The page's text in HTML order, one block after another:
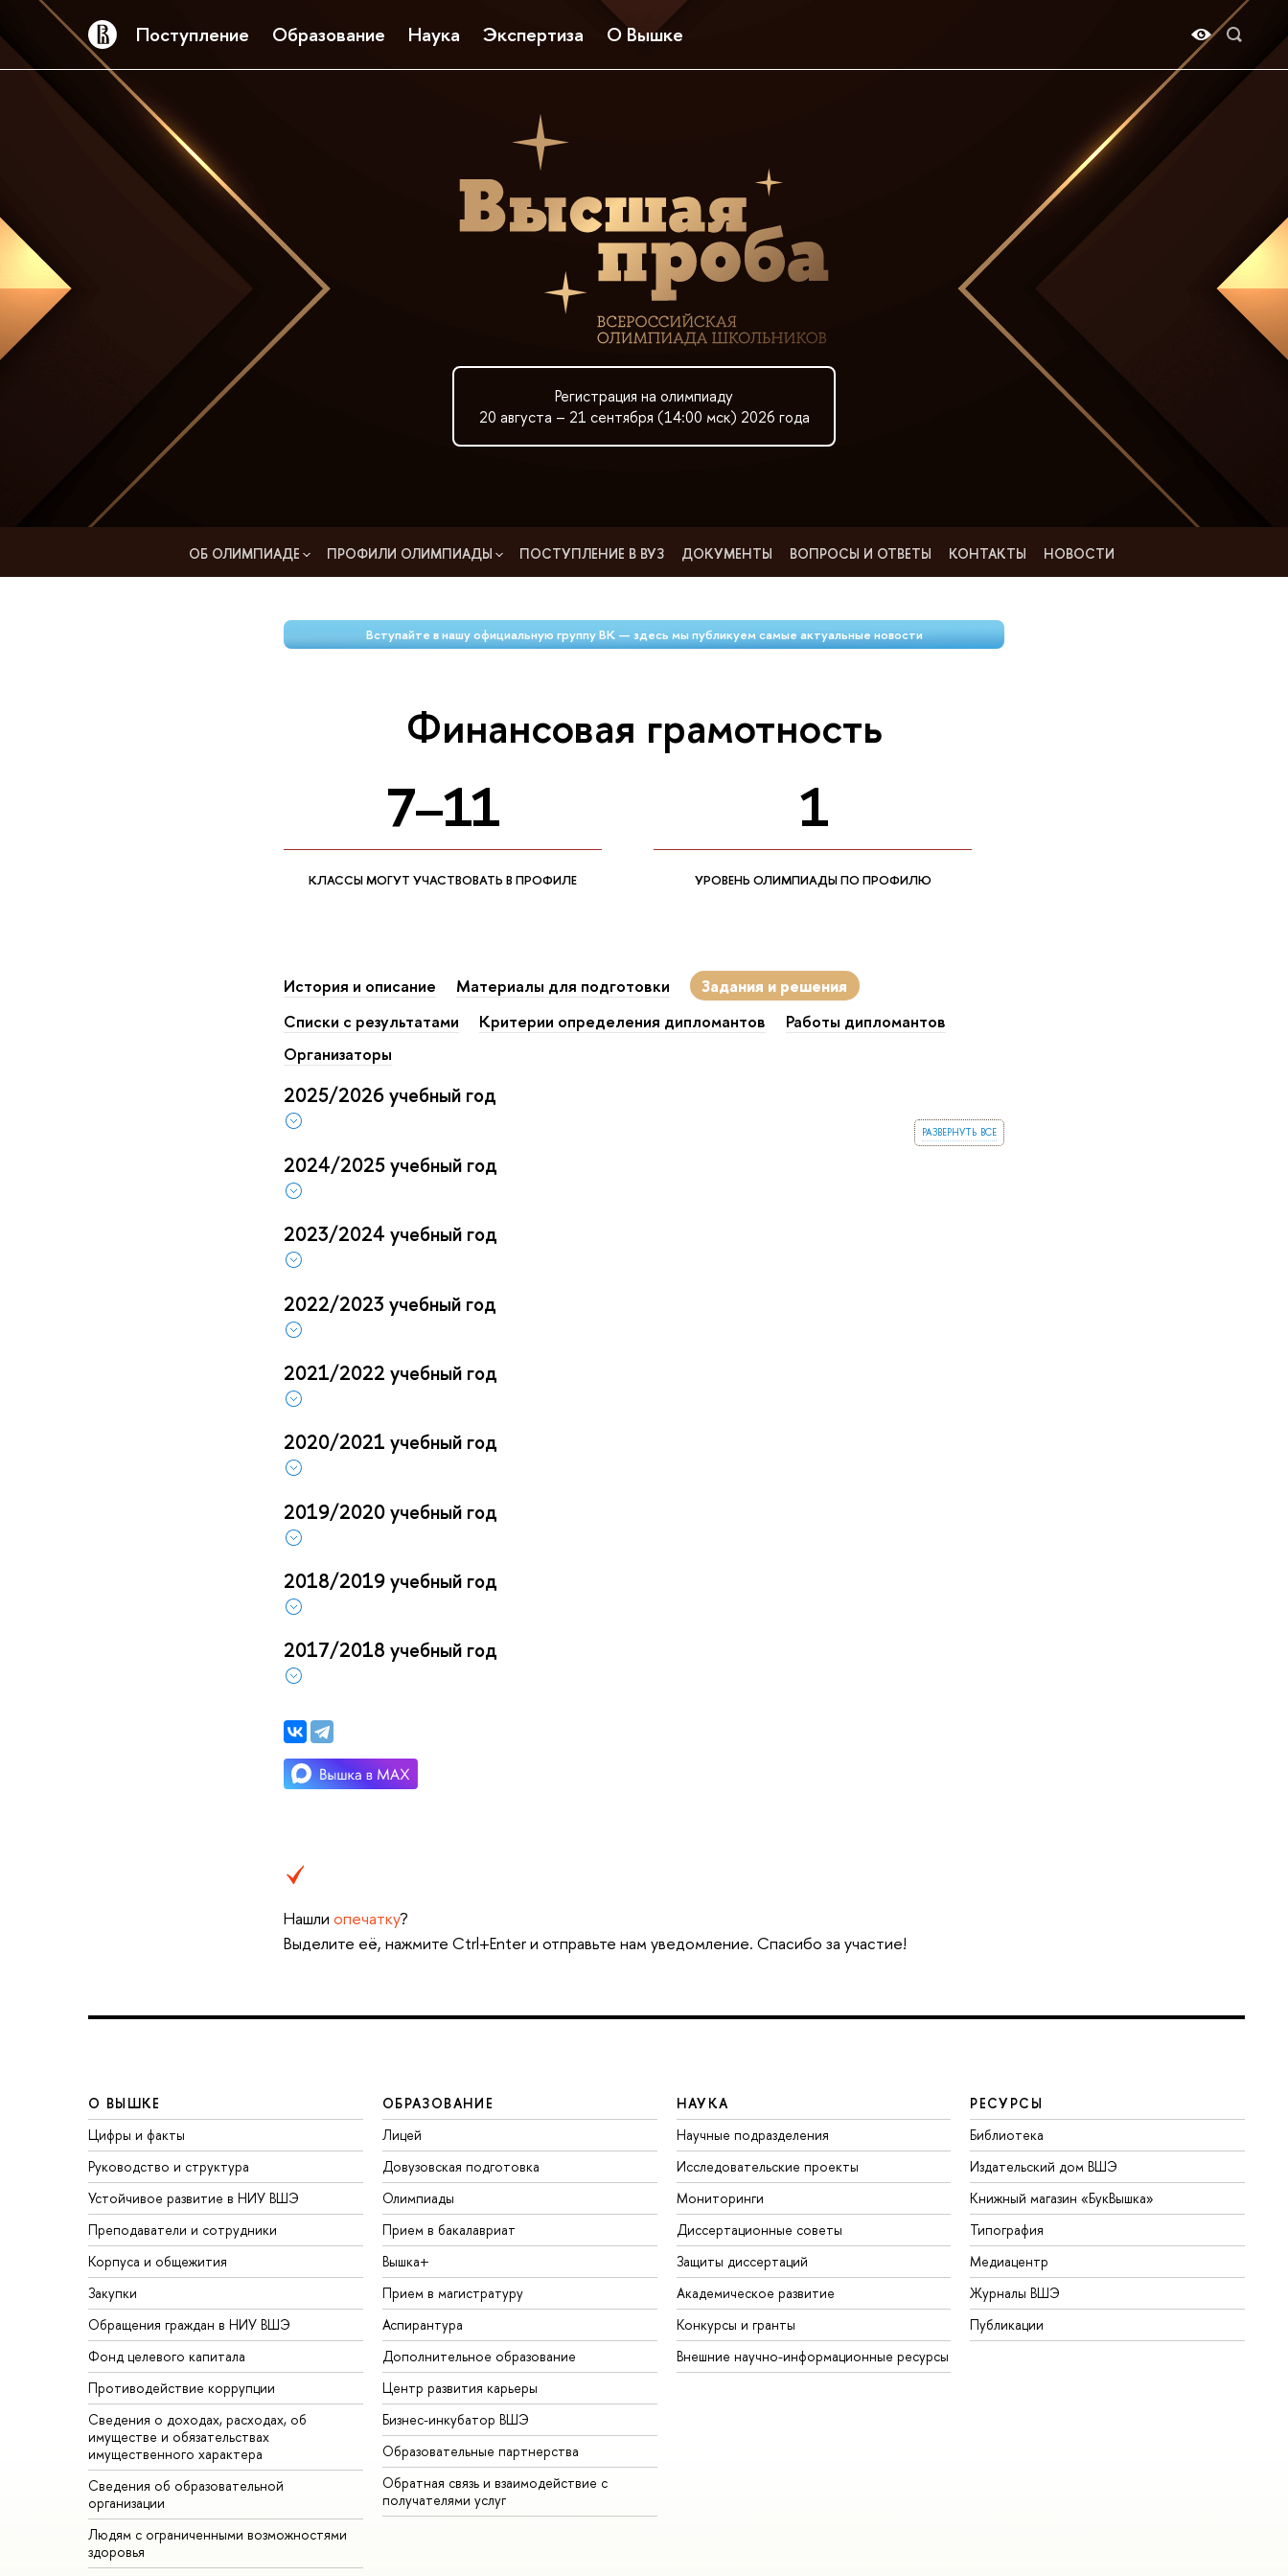
Поступление Образование Наука Экспертиза О Вышке
Регистрация на олимпиаду
20 августа – 21 сентября (14:00 мск) 2026 года
ОБ ОЛИМПИАДЕ ПРОФИЛИ ОЛИМПИАДЫ ПОСТУПЛЕНИЕ В ВУЗ ДОКУМЕНТЫ ВОПРОСЫ И ОТВЕТЫ КОНТАКТЫ НОВОСТИ
Вступайте в нашу официальную группу ВК — здесь мы публикуем самые актуальные новости
Финансовая грамотность
7–11
КЛАССЫ МОГУТ УЧАСТВОВАТЬ В ПРОФИЛЕ
1
УРОВЕНЬ ОЛИМПИАДЫ ПО ПРОФИЛЮ
История и описание Материалы для подготовки
Задания и решения
Списки с результатами
Критерии определения дипломантов
Работы дипломантов
Организаторы
2025/2026 учебный год
развернуть все
2024/2025 учебный год
2023/2024 учебный год
2022/2023 учебный год
2021/2022 учебный год
2020/2021 учебный год
2019/2020 учебный год
2018/2019 учебный год
2017/2018 учебный год
Нашли опечатку?
Выделите её, нажмите Ctrl+Enter и отправьте нам уведомление. Спасибо за участие!
О ВЫШКЕ
Цифры и факты
Руководство и структура
Устойчивое развитие в НИУ ВШЭ
Преподаватели и сотрудники
Корпуса и общежития
Закупки
Обращения граждан в НИУ ВШЭ
Фонд целевого капитала
Противодействие коррупции
Сведения о доходах, расходах, об
имуществе и обязательствах
имущественного характера
Сведения об образовательной
организации
Людям с ограниченными возможностями
здоровья
ОБРАЗОВАНИЕ
Лицей
Довузовская подготовка
Олимпиады
Прием в бакалавриат
Вышка+
Прием в магистратуру
Аспирантура
Дополнительное образование
Центр развития карьеры
Бизнес-инкубатор ВШЭ
Образовательные партнерства
Обратная связь и взаимодействие с
получателями услуг
НАУКА
Научные подразделения
Исследовательские проекты
Мониторинги
Диссертационные советы
Защиты диссертаций
Академическое развитие
Конкурсы и гранты
Внешние научно-информационные ресурсы
РЕСУРСЫ
Библиотека
Издательский дом ВШЭ
Книжный магазин «БукВышка»
Типография
Медиацентр
Журналы ВШЭ
Публикации